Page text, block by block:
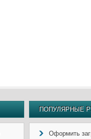
ПОПУЛЯРНЫЕ
Оформить